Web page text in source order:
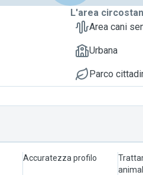
L'area
Area cani
Urbana
Parco
Accuratezza profilo